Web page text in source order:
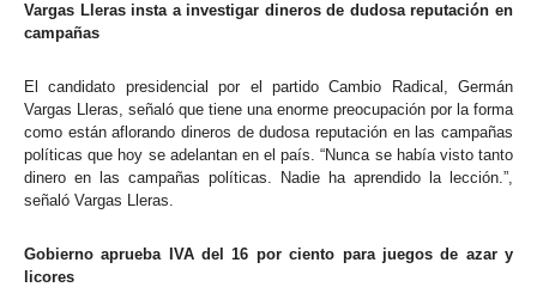
Vargas Lleras insta a investigar dineros de dudosa reputación en
campañas
El candidato presidencial por el partido Cambio Radical, Germán
Vargas Lleras, señaló que tiene una enorme preocupación por la forma
como están aflorando dineros de dudosa reputación en las campañas
políticas que hoy se adelantan en el país. “Nunca se había visto tanto
dinero en las campañas políticas. Nadie ha aprendido la lección.”,
señaló Vargas Lleras.
Gobierno aprueba IVA del 16 por ciento para juegos de azar y
licores